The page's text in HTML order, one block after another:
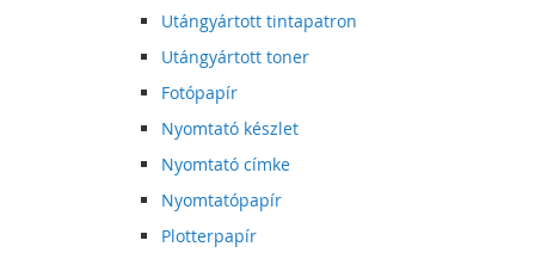
Utángyártott tintapatron
Utángyártott toner
Fotópapír
Nyomtató készlet
Nyomtató címke
Nyomtatópapír
Plotterpapír